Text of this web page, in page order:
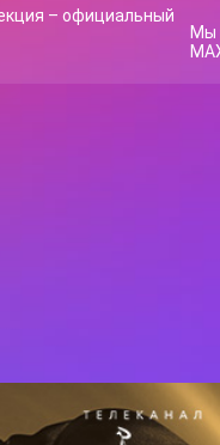
Мы